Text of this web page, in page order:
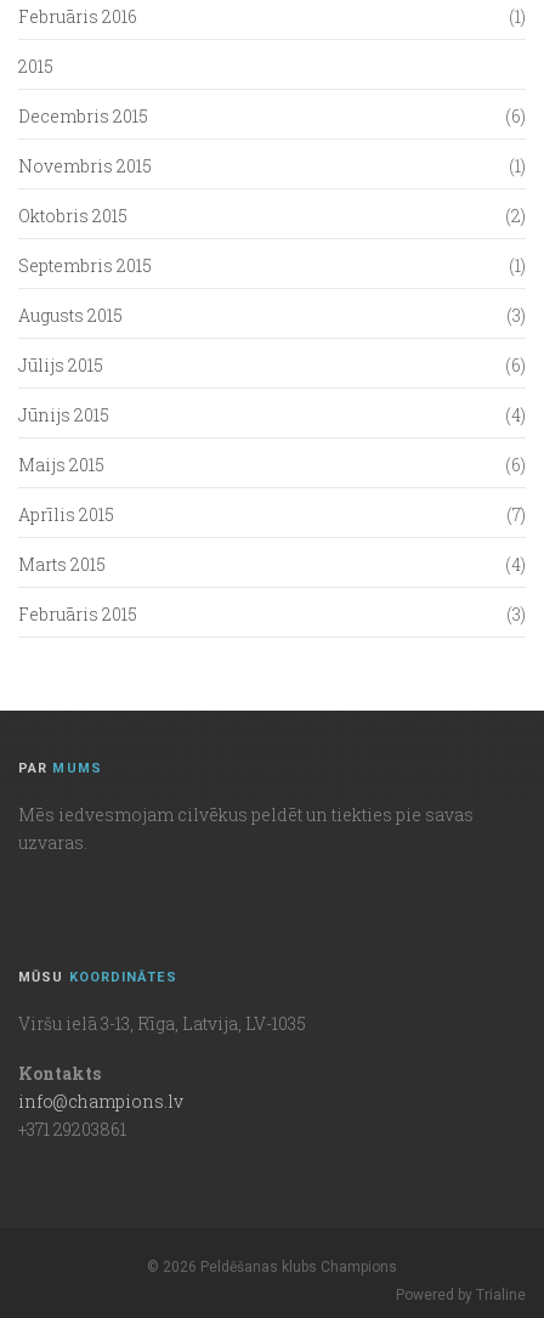
Februāris 2016 (1)
2015
Decembris 2015 (6)
Novembris 2015 (1)
Oktobris 2015 (2)
Septembris 2015 (1)
Augusts 2015 (3)
Jūlijs 2015 (6)
Jūnijs 2015 (4)
Maijs 2015 (6)
Aprīlis 2015 (7)
Marts 2015 (4)
Februāris 2015 (3)
PAR MUMS
Mēs iedvesmojam cilvēkus peldēt un tiekties pie savas
uzvaras.
MŪSU KOORDINĀTES
Viršu ielā 3-13, Rīga, Latvija, LV-1035
Kontakts
info@champions.lv
+371 29203861
© 2026 Peldēšanas klubs Champions
Powered by Trialine